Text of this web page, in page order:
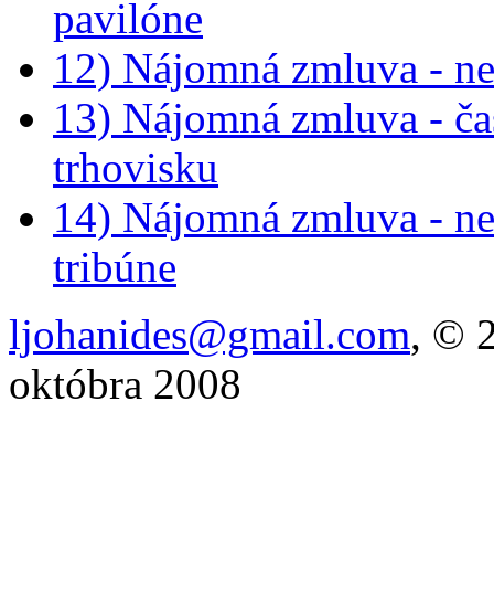
pavilóne
12) Nájomná zmluva -
13) Nájomná zmluva -
trhovisku
14) Nájomná zmluva -
tribúne
ljohanides@gmail.com, ©
októbra 2008